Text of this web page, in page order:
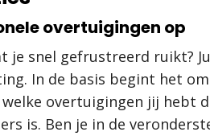
overtuigingen op
je snel gefrustreerd ruikt?
In de basis begint het
overtuigingen jij hebt
is. Ben je in de